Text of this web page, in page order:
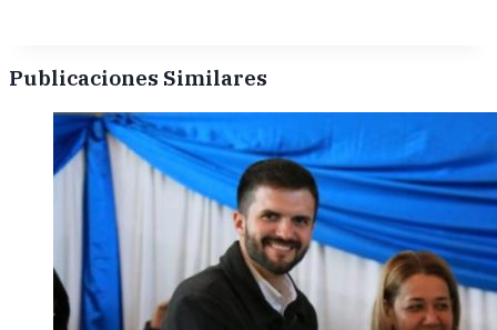
Publicaciones Similares